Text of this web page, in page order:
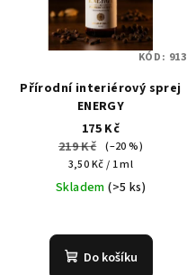
Přírodní interiérový sprej
ENERGY
175 Kč
219 Kč (–20 %)
Měrná
cena:
3,50 Kč / 1 ml
Skladem(>5 ks)
Do košíku
KÓD: 913